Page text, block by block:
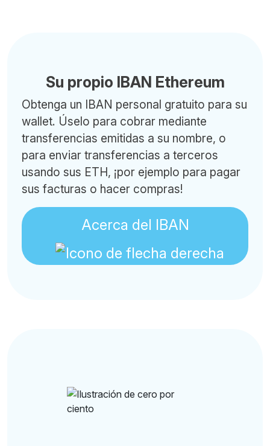
Su propio IBAN Ethereum
Obtenga un IBAN personal gratuito para su
wallet. Úselo para cobrar mediante
transferencias emitidas a su nombre, o
para enviar transferencias a terceros
usando sus ETH, ¡por ejemplo para pagar
sus facturas o hacer compras!
Acerca del IBAN